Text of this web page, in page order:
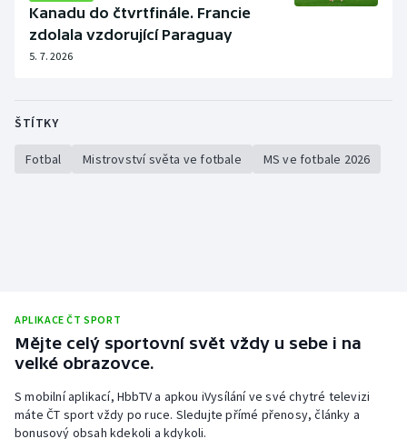
Kanadu do čtvrtfinále. Francie
zdolala vzdorující Paraguay
5. 7. 2026
ŠTÍTKY
Fotbal Mistrovství světa ve fotbale MS ve fotbale 2026
APLIKACE ČT SPORT
Mějte celý sportovní svět vždy u sebe i na
velké obrazovce.
S mobilní aplikací, HbbTV a apkou iVysílání ve své chytré televizi
máte ČT sport vždy po ruce. Sledujte přímé přenosy, články a
bonusový obsah kdekoli a kdykoli.